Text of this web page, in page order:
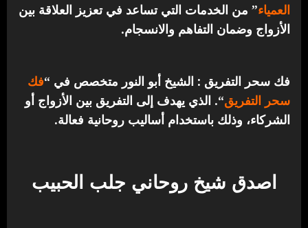
العمياء” من الخدمات التي تساعد في تعزيز العلاقة بين
الأزواج وضمان التفاهم والانسجام.
فك سحر التفريق : الشيخ أبو النور متخصص في “فك
سحر التفريق“. الذي يهدف إلى التفريق بين الأزواج أو
الشركاء، وذلك باستخدام أساليب روحانية فعالة.
اصدق شيخ روحاني جلب الحبيب